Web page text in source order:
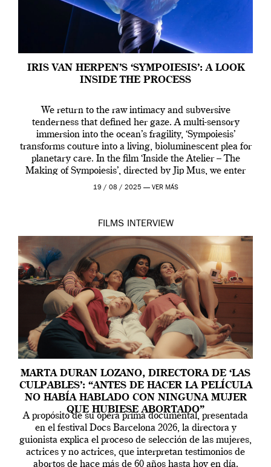
IRIS VAN HERPEN’S ‘SYMPOIESIS’: A LOOK
INSIDE THE PROCESS
We return to the raw intimacy and subversive
tenderness that defined her gaze. A multi-sensory
immersion into the ocean’s fragility, ‘Sympoiesis’
transforms couture into a living, bioluminescent plea for
planetary care. In the film ‘Inside the Atelier – The
Making of Sympoiesis’, directed by Jip Mus, we enter
the sacred space where Iris van Herpen’s […]
19 / 08 / 2025 — VER MÁS
FILMS INTERVIEW
MARTA DURAN LOZANO, DIRECTORA DE ‘LAS
CULPABLES’: “ANTES DE HACER LA PELÍCULA
NO HABÍA HABLADO CON NINGUNA MUJER
QUE HUBIESE ABORTADO”
A propósito de su ópera prima documental, presentada
en el festival Docs Barcelona 2026, la directora y
guionista explica el proceso de selección de las mujeres,
actrices y no actrices, que interpretan testimonios de
abortos de hace más de 60 años hasta hoy en día.